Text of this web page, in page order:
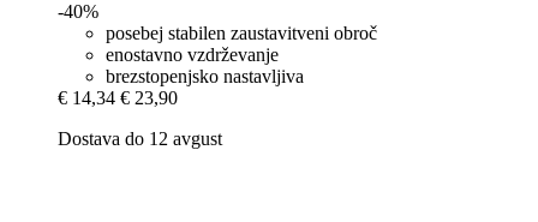
-40%
posebej stabilen zaustavitveni obroč
enostavno vzdrževanje
brezstopenjsko nastavljiva
€ 14,34 € 23,90
Dostava do 12 avgust